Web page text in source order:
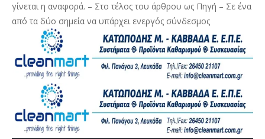
γίνεται η αναφορά. – Στο τέλος του άρθρου ως Πηγή – Σε ένα
από τα δύο σημεία να υπάρχει ενεργός σύνδεσμος